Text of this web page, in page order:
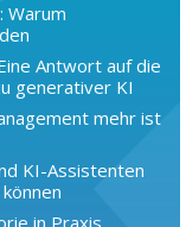
Warum
Antwort auf die
generativer KI
mehr ist
KI-Assistenten